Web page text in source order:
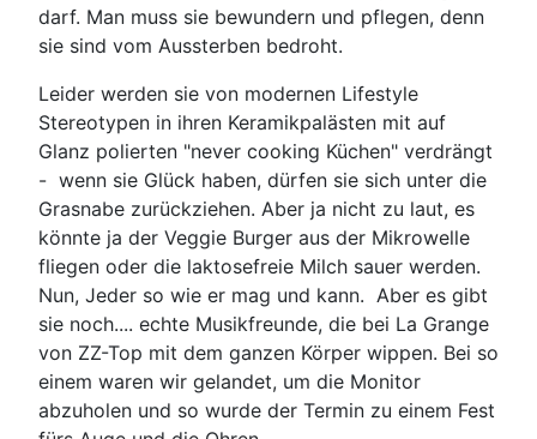
darf. Man muss sie bewundern und pflegen, denn
sie sind vom Aussterben bedroht.
Leider werden sie von modernen Lifestyle
Stereotypen in ihren Keramikpalästen mit auf
Glanz polierten "never cooking Küchen" verdrängt
- wenn sie Glück haben, dürfen sie sich unter die
Grasnabe zurückziehen. Aber ja nicht zu laut, es
könnte ja der Veggie Burger aus der Mikrowelle
fliegen oder die laktosefreie Milch sauer werden.
Nun, Jeder so wie er mag und kann. Aber es gibt
sie noch.... echte Musikfreunde, die bei La Grange
von ZZ-Top mit dem ganzen Körper wippen. Bei so
einem waren wir gelandet, um die Monitor
abzuholen und so wurde der Termin zu einem Fest